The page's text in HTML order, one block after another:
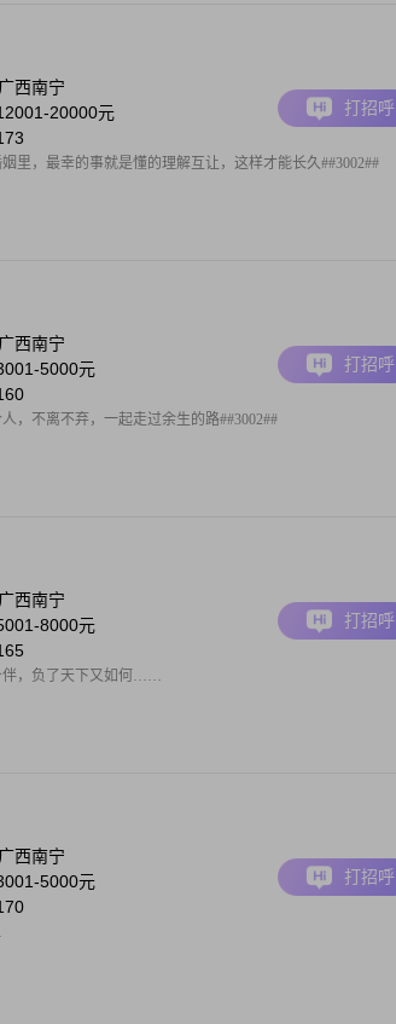
广西南宁
20000元
里，最幸的事就是懂的理解互让，这样才能长久##3002##
打招呼
广西南宁
5000元
，不离不弃，一起走过余生的路##3002##
打招呼
广西南宁
8000元
伴，负了天下又如何……
打招呼
广西南宁
5000元
打招呼